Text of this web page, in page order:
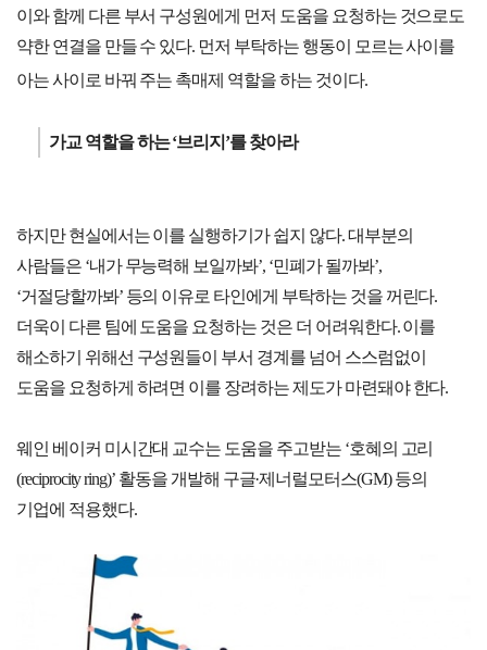
이와 함께 다른 부서 구성원에게 먼저 도움을 요청하는 것으로도
약한 연결을 만들 수 있다. 먼저 부탁하는 행동이 모르는 사이를
아는 사이로 바꿔 주는 촉매제 역할을 하는 것이다.
가교 역할을 하는 ‘브리지’를 찾아라
하지만 현실에서는 이를 실행하기가 쉽지 않다. 대부분의
사람들은 ‘내가 무능력해 보일까봐’, ‘민폐가 될까봐’,
‘거절당할까봐’ 등의 이유로 타인에게 부탁하는 것을 꺼린다.
더욱이 다른 팀에 도움을 요청하는 것은 더 어려워한다. 이를
해소하기 위해선 구성원들이 부서 경계를 넘어 스스럼없이
도움을 요청하게 하려면 이를 장려하는 제도가 마련돼야 한다.
웨인 베이커 미시간대 교수는 도움을 주고받는 ‘호혜의 고리
(reciprocity ring)’ 활동을 개발해 구글·제너럴모터스(GM) 등의
기업에 적용했다.